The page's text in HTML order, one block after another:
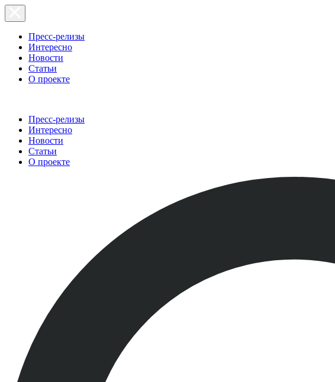
Пресс-релизы
Интересно
Новости
Статьи
О проекте
Пресс-релизы
Интересно
Новости
Статьи
О проекте